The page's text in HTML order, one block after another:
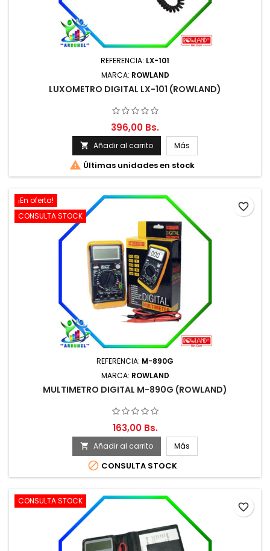
REFERENCIA: LX-101
MARCA: ROWLAND
LUXOMETRO DIGITAL LX-101 (ROWLAND)
396,00 Bs.
 Añadir al carrito Más
 Últimas unidades en stock
¡En oferta!
CONSULTA STOCK
REFERENCIA: M-890G
MARCA: ROWLAND
MULTIMETRO DIGITAL M-890G (ROWLAND)
163,00 Bs.
 Añadir al carrito Más
 CONSULTA STOCK
favorite_border
CONSULTA STOCK
favorite_border